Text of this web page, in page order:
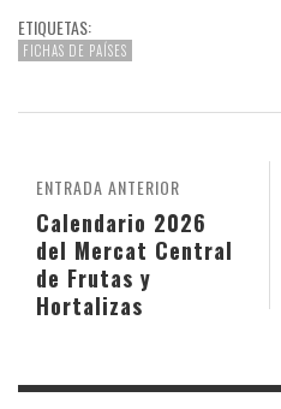
ETIQUETAS:
FICHAS DE PAÍSES
ENTRADA ANTERIOR
Calendario 2026
del Mercat Central
de Frutas y
Hortalizas